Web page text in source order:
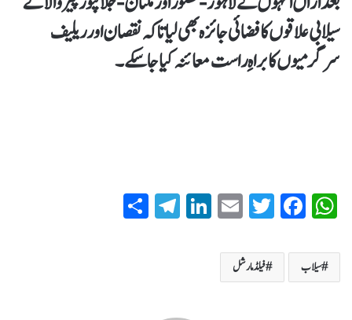
سیلابی علاقوں کا فضائی جائزہ بھی لیاتاکہ نقصان اور ریلیف
سرگرمیوں کا براہِ راست معائنہ کیا جاسکے۔
W
ha
ts
A
Fa
ce
bo
ok
T
wi
tte
r
E
m
Li
nk
T
el
سیلاب فیلڈ مارشل